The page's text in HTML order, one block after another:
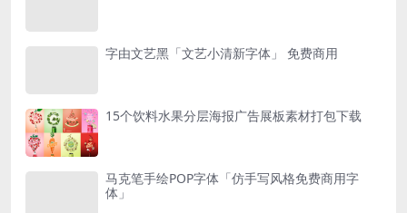
字由文艺黑「文艺小清新字体」 免费商用
15个饮料水果分层海报广告展板素材打包下载
马克笔手绘POP字体「仿手写风格免费商用字
体」